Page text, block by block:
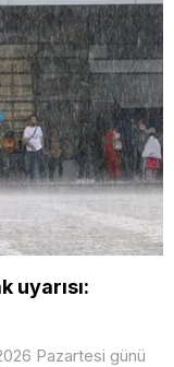
uyarısı:
Pazartesi günü